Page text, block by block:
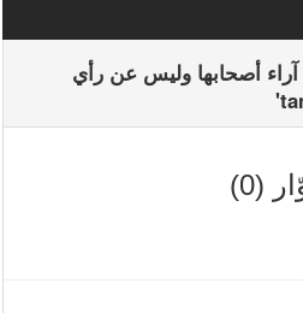
آراء أصحابها وليس عن رأي
(0)